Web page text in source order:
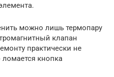
можно лишь термопару
клапан
практически не
ломается кнопка